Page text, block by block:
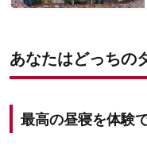
あなたはどっちの
最高の昼寝を体験